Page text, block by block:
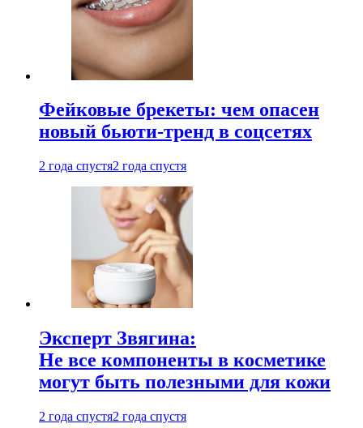
Фейковые брекеты: чем опасен
новый бьюти-тренд в соцсетях
2 года спустя2 года спустя
Эксперт Звягина:
Не все компоненты в косметике
могут быть полезными для кожи
2 года спустя2 года спустя